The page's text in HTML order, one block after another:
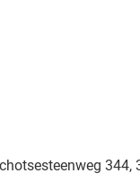
344,